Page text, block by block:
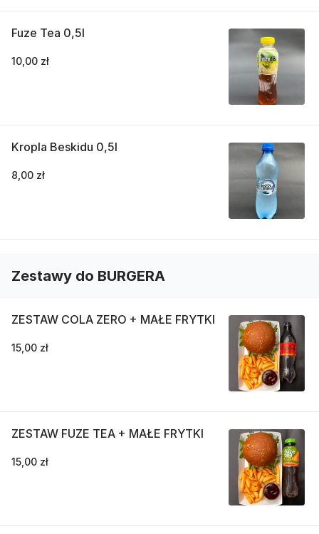
Fuze Tea 0,5l
10,00 zł
Kropla Beskidu 0,5l
8,00 zł
Zestawy do BURGERA
ZESTAW COLA ZERO + MAŁE FRYTKI
15,00 zł
ZESTAW FUZE TEA + MAŁE FRYTKI
15,00 zł